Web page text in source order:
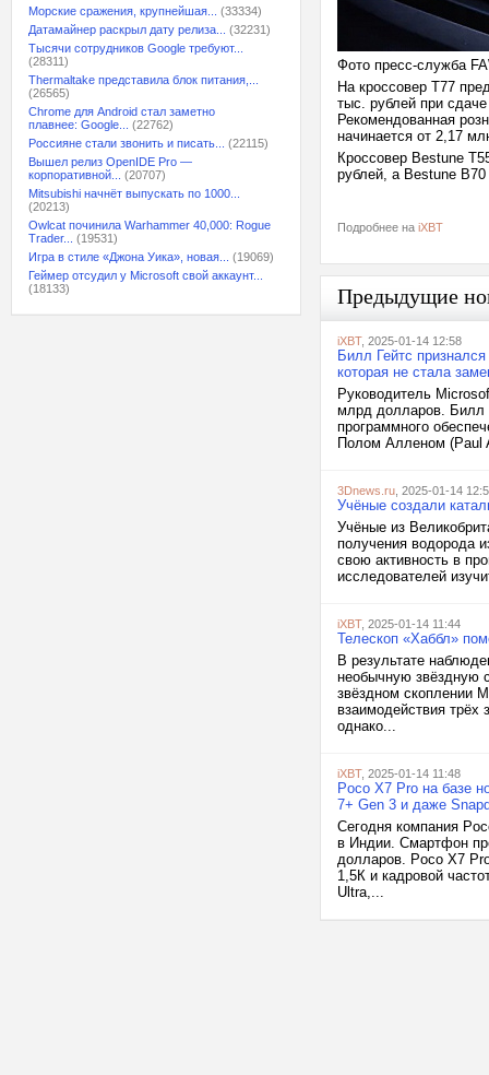
Морские сражения, крупнейшая...
(33334)
Датамайнер раскрыл дату релиза...
(32231)
Тысячи сотрудников Google требуют...
(28311)
Thermaltake представила блок питания,...
(26565)
Chrome для Android стал заметно
плавнее: Google...
(22762)
Россияне стали звонить и писать...
(22115)
Вышел релиз OpenIDE Pro —
корпоративной...
(20707)
Mitsubishi начнёт выпускать по 1000...
(20213)
Owlcat починила Warhammer 40,000: Rogue
Trader...
(19531)
Игра в стиле «Джона Уика», новая...
(19069)
Геймер отсудил у Microsoft свой аккаунт...
(18133)
Фото пресс-служба
На кроссовер T77
тыс. рублей при
Рекомендованная
начинается от 2,17
Кроссовер Bestune
рублей, а Bestune
Подробнее на iXBT
Предыдущие
iXBT, 2025-01-14 12:58
Билл Гейтс
которая не стала
Руководитель
млрд долларов. Билл
программного
Полом Алленом (Paul
3Dnews.ru , 2025-01-14
Учёные создали
Учёные из
получения водорода
свою активность в
исследователей
iXBT, 2025-01-14 11:44
Телескоп «Хаббл»
В результате
необычную звёздную
звёздном скоплении
взаимодействия трёх
однако...
iXBT, 2025-01-14 11:48
Poco X7 Pro на базе
7+ Gen 3 и даже
Сегодня компания
в Индии. Смартфон
долларов. Poco X7
1,5К и кадровой
Ultra,...